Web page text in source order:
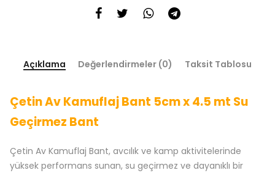
Açıklama Değerlendirmeler (0) Taksit Tablosu
Çetin Av Kamuflaj Bant 5cm x 4.5 mt Su
Geçirmez Bant
Çetin Av Kamuflaj Bant, avcılık ve kamp aktivitelerinde
yüksek performans sunan, su geçirmez ve dayanıklı bir